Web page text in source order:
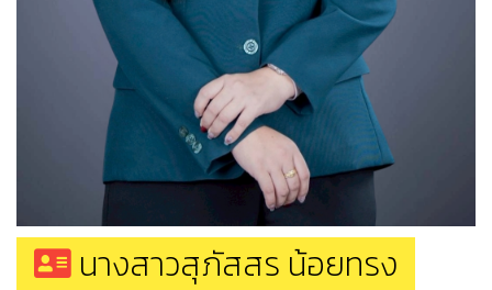
นางสาวสุภัสสร น้อยทรง